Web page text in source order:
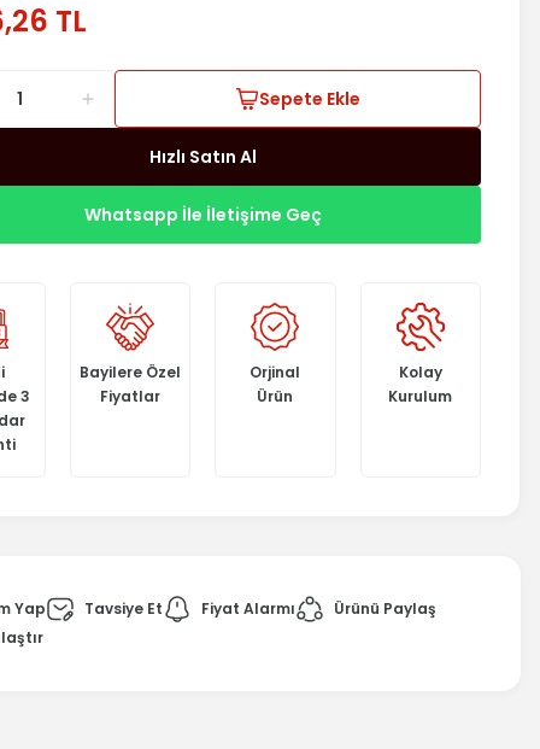
TL
Sepete Ekle
Hızlı Satın Al
Whatsapp İle İletişime Geç
3
Bayilere Özel
Fiyatlar
Orjinal
Ürün
Kolay
Kurulum
Yap Tavsiye Et Fiyat Alarmı
Ürünü Paylaş